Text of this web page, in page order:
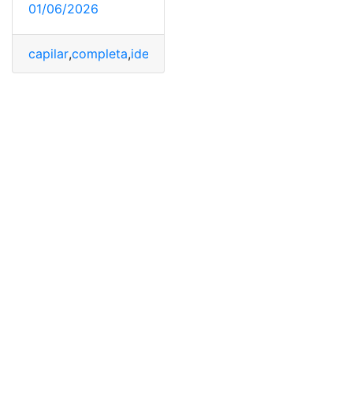
01/06/2026
capilar,completa,identificarla